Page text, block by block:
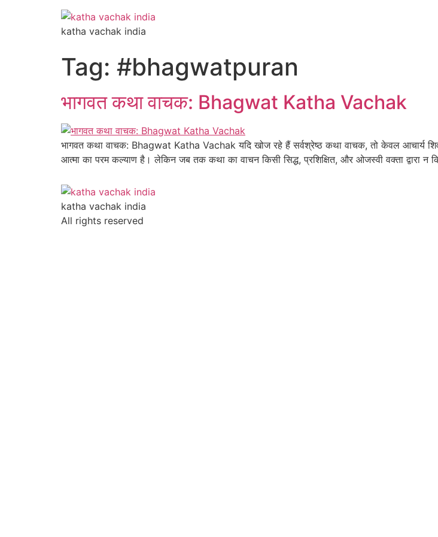
katha vachak india
Tag: #bhagwatpuran
भागवत कथा वाचक: Bhagwat Katha Vachak
भागवत कथा वाचक: Bhagwat Katha Vachak यदि खोज रहे हैं सर्वश्रेष्ठ कथा वाचक, तो केवल आचार्य
आत्मा का परम कल्याण है। लेकिन जब तक कथा का वाचन किसी सिद्ध, प्रशिक्षित, और ओजस्वी वक्ता द्वारा
katha vachak india
All rights reserved